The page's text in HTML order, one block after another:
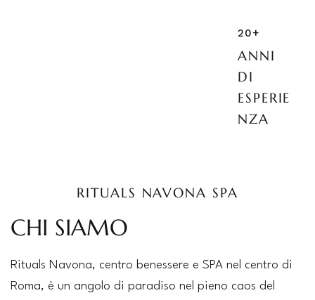
20+
ANNI
DI
ESPERIE
NZA
RITUALS NAVONA SPA
CHI SIAMO
Rituals Navona, centro benessere e SPA nel centro di
Roma, è un angolo di paradiso nel pieno caos del